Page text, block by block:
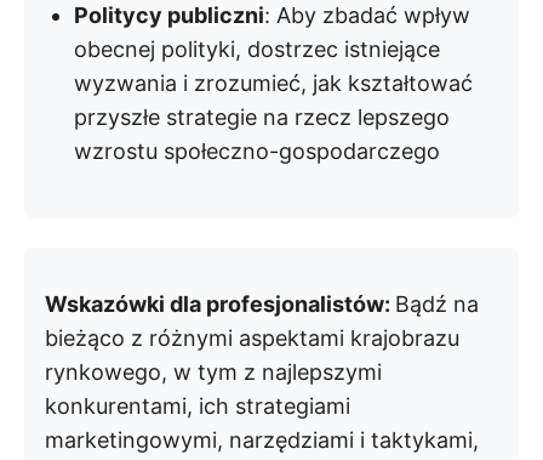
Politycy publiczni: Aby zbadać wpływ
obecnej polityki, dostrzec istniejące
wyzwania i zrozumieć, jak kształtować
przyszłe strategie na rzecz lepszego
wzrostu społeczno-gospodarczego
Wskazówki dla profesjonalistów: Bądź na
bieżąco z różnymi aspektami krajobrazu
rynkowego, w tym z najlepszymi
konkurentami, ich strategiami
marketingowymi, narzędziami i taktykami,